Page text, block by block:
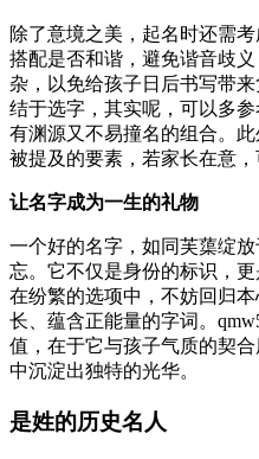
除了意境之美，起名时还需
搭配是否和谐，避免谐音歧
杂，以免给孩子日后书写带
结于选字，其实呢，可以多
有渊源又不易撞名的组合。
被提及的要素，若家长在意，
让名字成为一生的礼物
一个好的名字，如同芙蕖绽
忘。它不仅是身份的标识，
在纷繁的选项中，不妨回归
长、蕴含正能量的字词。
值，在于它与孩子气质的契
中沉淀出独特的光华。
是姓的历史名人